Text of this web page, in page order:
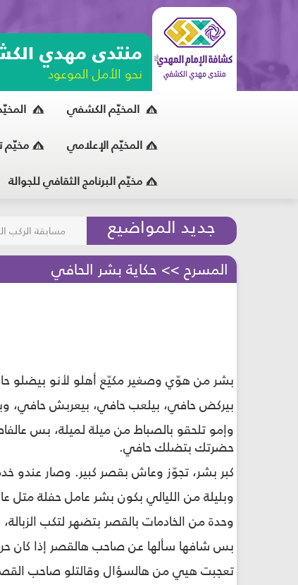
منتدى مهدي
نحو الأمل الموعود
المخيّم الكشفي
المخيّم الإعلامي مخيّم
مخيّم البرنامج الثقافي للجوالة
جديد المواضيع
مسابقة الركب
المحافظة على
المسرح >> حكاية بشر الحافي
بشر من هوّي وصغير مكيّع أهلو لأنو بيضلو
بيركض حافي، بيلعب حافي، بيعربش حافي،
حضرتك بتضلك حافي.
كبر بشر، تجوّز وعاش بقصر كبير. وصار عندو
وبليلة من الليالي بكون بشر عامل حفلة
وحدة من الخادمات بالقصر بتضهر لتكب
بس شافها سألها عن صاحب هالقصر إذا كان
تعجبت هيي من هالسؤال وقالتلو صاحب